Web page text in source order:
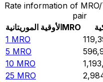
Rate information of
pair
الأوقية الموريتانيةMRO
1 MRO
5 MRO
10 MRO
25 MRO